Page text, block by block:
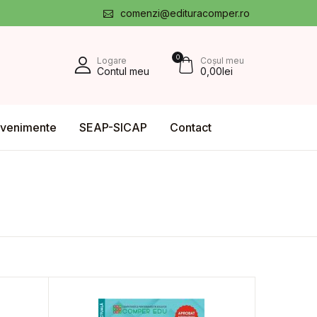
comenzi@edituracomper.ro
Logare
Contul meu
0 Coșul meu
0,00lei
SEAP-SICAP Contact